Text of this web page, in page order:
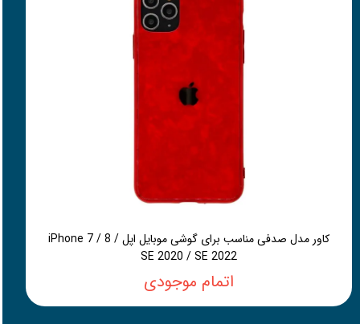
کاور مدل صدفی مناسب برای گوشی موبایل اپل iPhone 7 / 8 /
SE 2020 / SE 2022
اتمام موجودی